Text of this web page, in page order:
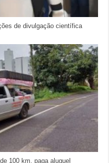
de divulgação científica
100 km, paga aluguel